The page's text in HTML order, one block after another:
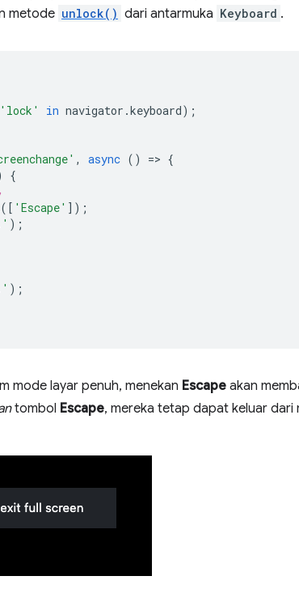
metode unlock() dari antarmuka Keyboard .
'lock' in navigator .keyboard);
, async () => {
{
([ 'Escape' ]);
);
);
mode layar penuh, menekan Escape akan
tombol Escape, mereka tetap dapat keluar dari